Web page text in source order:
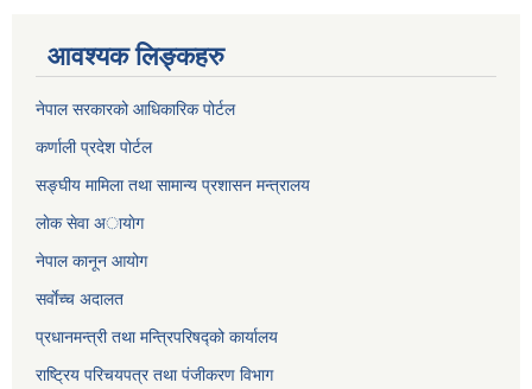
आवश्यक लिङ्कहरु
नेपाल सरकारको आधिकारिक पोर्टल
कर्णाली प्रदेश पोर्टल
सङ्घीय मामिला तथा सामान्य प्रशासन मन्त्रालय
लाेक सेवा अायाेग
नेपाल कानून आयोग
सर्वाेच्च अदालत
प्रधानमन्त्री तथा मन्त्रिपरिषद्को कार्यालय
राष्ट्रिय परिचयपत्र तथा पंजीकरण विभाग